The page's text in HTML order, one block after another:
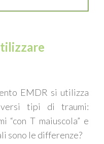
EMDR si utilizza
tipi di traumi:
“con T maiuscola” e
sono le differenze?